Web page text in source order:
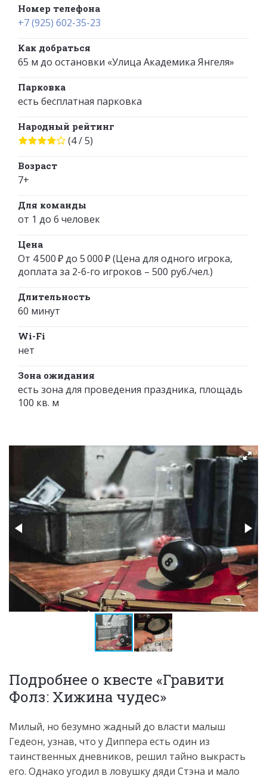
Номер телефона
+7 (925) 602-35-23
Как добраться
65 м до остановки «Улица Академика Янгеля»
Парковка
есть бесплатная парковка
Народный рейтинг
(4 / 5)
Возраст
7+
Для команды
от 1 до 6 человек
Цена
От 4 500 ₽ до 5 000 ₽ (Цена для одного игрока,
доплата за 2-6-го игроков – 500 руб./чел.)
Длительность
60 минут
Wi-Fi
нет
Зона ожидания
есть зона для проведения праздника, площадь
100 кв. м
Подробнее о квесте «Гравити
Фолз: Хижина чудес»
Милый, но безумно жадный до власти малыш
Гедеон, узнав, что у Диппера есть один из
таинственных дневников, решил тайно выкрасть
его. Однако угодил в ловушку дяди Стэна и мало